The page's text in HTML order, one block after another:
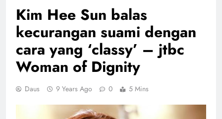
Kim Hee Sun balas
kecurangan suami dengan
cara yang ‘classy’ – jtbc
Woman of Dignity
Daus 9 Years Ago 0 5 Mins